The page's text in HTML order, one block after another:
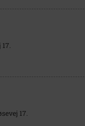
17.